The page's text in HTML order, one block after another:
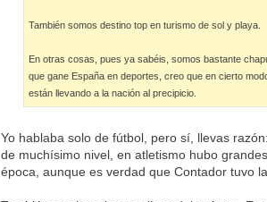
También somos destino top en turismo de sol y playa.
En otras cosas, pues ya sabéis, somos bastante
que gane España en deportes, creo que en cierto
están llevando a la nación al precipicio.
Yo hablaba solo de fútbol, pero sí, llevas
de muchísimo nivel, en atletismo hubo
época, aunque es verdad que Contador tuvo